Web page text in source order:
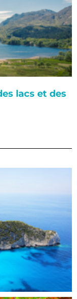
lacs et des